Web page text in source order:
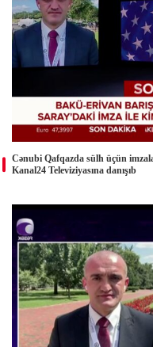
Cənubi Qafqazda sülh üçün
Kanal24 Televiziyasına danışıb